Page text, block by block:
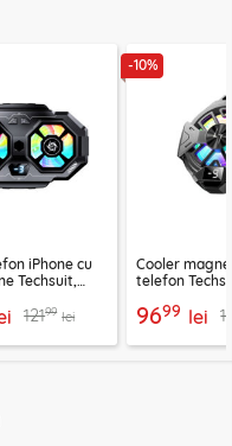
iPhone cu
Techsuit,
12199 lei
-10%
Cooler
telefon
9699 lei